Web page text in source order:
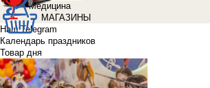
Медицина
МАГАЗИНЫ
Наш Telegram
Календарь праздников
Товар дня